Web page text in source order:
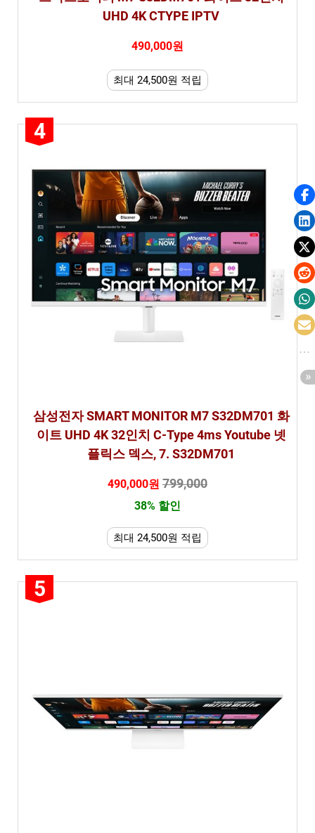
UHD 4K CTYPE IPTV
490,000원
최대 24,500원 적립
4
삼성전자 SMART MONITOR M7 S32DM701 화
이트 UHD 4K 32인치 C-Type 4ms Youtube 넷
플릭스 덱스, 7. S32DM701
490,000원 799,000
38% 할인
최대 24,500원 적립
5